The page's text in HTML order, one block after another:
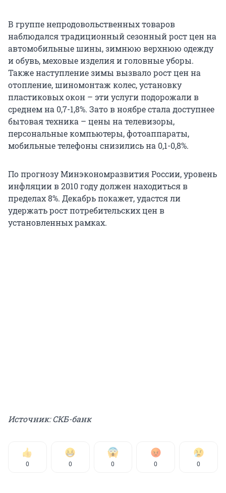
В группе непродовольственных товаров
наблюдался традиционный сезонный рост цен на
автомобильные шины, зимнюю верхнюю одежду
и обувь, меховые изделия и головные уборы.
Также наступление зимы вызвало рост цен на
отопление, шиномонтаж колес, установку
пластиковых окон – эти услуги подорожали в
среднем на 0,7-1,8%. Зато в ноябре стала доступнее
бытовая техника – цены на телевизоры,
персональные компьютеры, фотоаппараты,
мобильные телефоны снизились на 0,1-0,8%.
По прогнозу Минэкономразвития России, уровень
инфляции в 2010 году должен находиться в
пределах 8%. Декабрь покажет, удастся ли
удержать рост потребительских цен в
установленных рамках.
Источник: СКБ-банк
0 0 0 0 0